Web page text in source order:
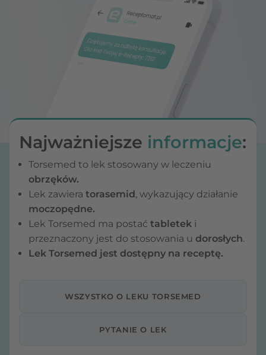
Najważniejsze informacje:
Torsemed to lek stosowany w leczeniu
obrzęków.
Lek zawiera torasemid , wykazujący działanie
moczopędne.
Lek Torsemed ma postać tabletek i
przeznaczony jest do stosowania u dorosłych.
Lek Torsemed jest dostępny na receptę.
WSZYSTKO O LEKU TORSEMED
PYTANIE O LEK